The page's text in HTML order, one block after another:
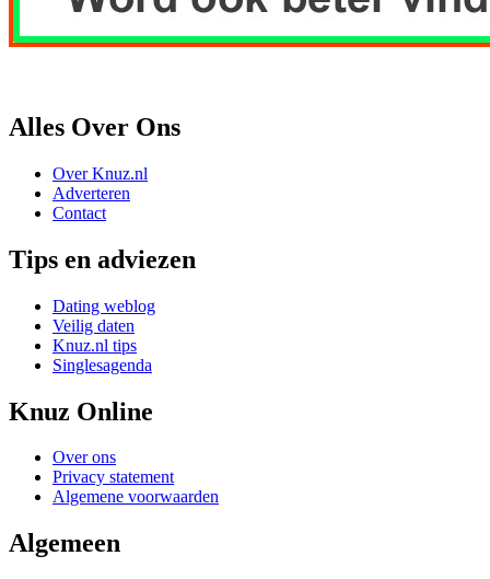
Alles Over Ons
Over Knuz.nl
Adverteren
Contact
Tips en adviezen
Dating weblog
Veilig daten
Knuz.nl tips
Singlesagenda
Knuz Online
Over ons
Privacy statement
Algemene voorwaarden
Algemeen